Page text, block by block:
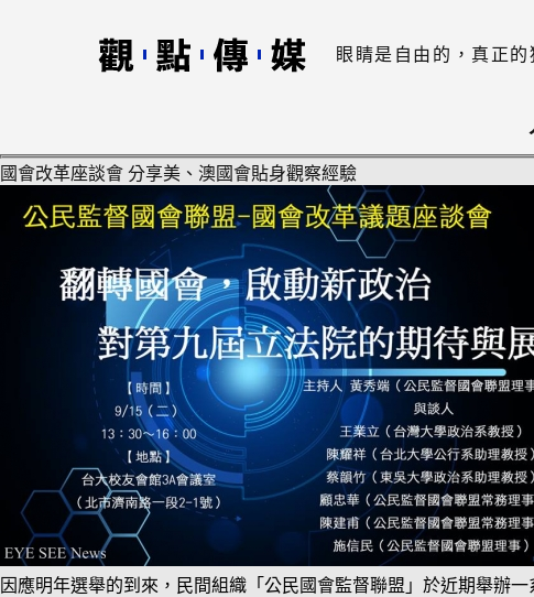
眼睛是自由的，真正的
國會改革座談會 分享美、澳國會貼身觀察經驗
因應明年選舉的到來，民間組織「公民國會監督聯盟」於近期舉辦